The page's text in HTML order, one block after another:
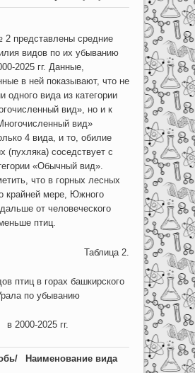
2 представлены средние
видов по их убыванию
2025 гг. Данные,
в ней показывают, что не
одного вида из категории
вид», но и к
вид»
4 вида, и то, обилие
(пухляка) соседствует с
«Обычный вид».
что в горных лесных
крайней мере, Южного
от человеческого
птиц.
Таблица 2.
птиц в горах башкирского
по убыванию
в 2000-2025 гг.
Наименование вида